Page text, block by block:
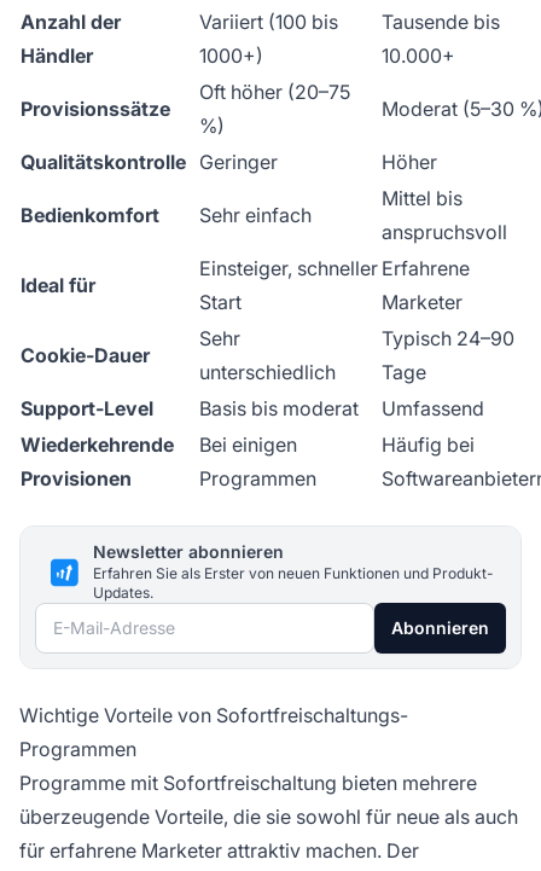
Anzahl der
Händler
Variiert (100 bis
1000+)
Tausende bis
10.000+
Provisionssätze
Oft höher (20–75
%)
Moderat (5–30
Qualitätskontrolle Geringer Höher
Bedienkomfort Sehr einfach
Mittel bis
anspruchsvoll
Ideal für
Einsteiger, schneller
Start
Erfahrene
Marketer
Cookie-Dauer
Sehr
unterschiedlich
Typisch 24–90
Tage
Support-Level
Basis bis moderat
Umfassend
Wiederkehrende
Provisionen
Bei einigen
Programmen
Häufig bei
Newsletter abonnieren
Erfahren Sie als Erster von neuen Funktionen und Produkt-
Updates.
E-Mail-Adresse Abonnieren
Wichtige Vorteile von Sofortfreischaltungs-
Programmen
Programme mit Sofortfreischaltung bieten mehrere
überzeugende Vorteile, die sie sowohl für neue als auch
für erfahrene Marketer attraktiv machen. Der